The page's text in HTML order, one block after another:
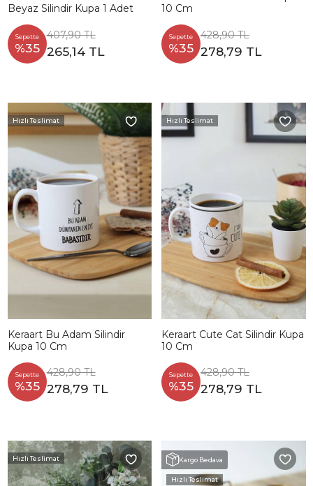
Beyaz Silindir Kupa 1 Adet
Sepette
%35
407,90 TL
265,14 TL
10 Cm
Sepette
%35
428,90 TL
278,79 TL
Hızlı Teslimat
Keraart Bu Adam Silindir
Kupa 10 Cm
Sepette
%35
428,90 TL
278,79 TL
Hızlı Teslimat
Keraart Cute Cat Silindir Kupa
10 Cm
Sepette
%35
428,90 TL
278,79 TL
Hızlı Teslimat Kargo Bedava
Hızlı Teslimat